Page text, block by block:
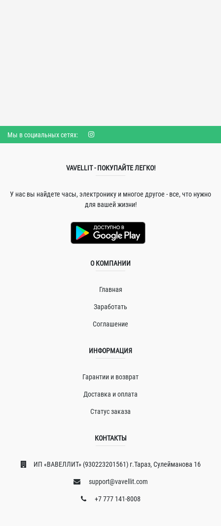
Мы в социальных сетях:
VAVELLIT - ПОКУПАЙТЕ ЛЕГКО!
У нас вы найдете часы, электронику и многое другое - все, что нужно
для вашей жизни!
О КОМПАНИИ
Главная
Заработать
Соглашение
ИНФОРМАЦИЯ
Гарантии и возврат
Доставка и оплата
Статус заказа
КОНТАКТЫ
ИП «ВAВЕЛЛИT» (930223201561) г.Тараз, Сулейманова 16
support@vavellit.com
+7 777 141-8008